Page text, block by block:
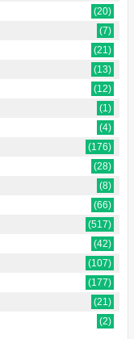
(20)
(7)
(21)
(13)
(12)
(1)
(4)
(176)
(28)
(8)
(66)
(517)
(42)
(107)
(177)
(21)
(2)